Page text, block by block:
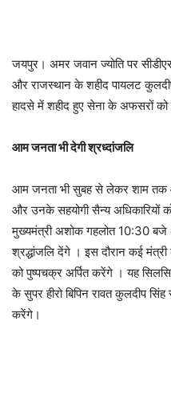
जयपुर। अमर जवान ज्योति पर
और राजस्थान के शहीद पायलट
हादसे में शहीद हुए सेना के अफसरों को
आम जनता भी देगी श्रध्दांजलि
आम जनता भी सुबह से लेकर शाम तक
और उनके सहयोगी सैन्य
मुख्यमंत्री अशोक गहलोत 10:30 बजे
श्रद्धांजलि देंगे । इस दौरान कई
को पुष्पचक्र अर्पित करेंगे । यह
के सुपर हीरो बिपिन रावत कुलदीप
करेंगे।